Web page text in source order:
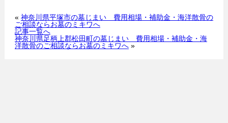
« 神奈川県平塚市の墓じまい 費用相場・補助金・海洋散骨の
ご相談ならお墓のミキワへ
記事一覧へ
神奈川県足柄上郡松田町の墓じまい 費用相場・補助金・海
洋散骨のご相談ならお墓のミキワへ»